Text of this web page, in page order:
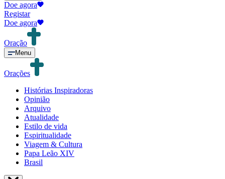
Doe agora
Registar
Doe agora
Oração
Menu
Orações
Histórias Inspiradoras
Opinião
Arquivo
Atualidade
Estilo de vida
Espiritualidade
Viagem & Cultura
Papa Leão XIV
Brasil